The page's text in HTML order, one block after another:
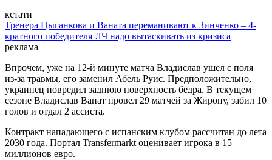
кстати
Тренера Цыганкова и Ваната переманивают к Зинченко – 4-
кратного победителя ЛЧ надо вытаскивать из кризиса
реклама
Впрочем, уже на 12-й минуте матча Владислав ушел с поля
из-за травмы, его заменил Абель Руис. Предположительно,
украинец повредил заднюю поверхность бедра. В текущем
сезоне Владислав Ванат провел 29 матчей за Жирону, забил 10
голов и отдал 2 ассиста.
Контракт нападающего с испанским клубом рассчитан до лета
2030 года. Портал Transfermarkt оценивает игрока в 15
миллионов евро.